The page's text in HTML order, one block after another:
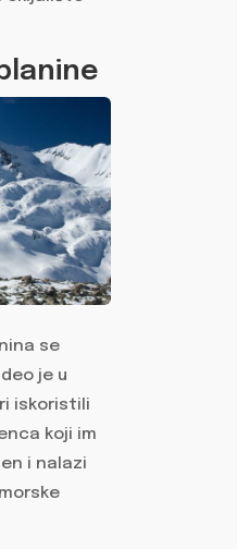
se
je u
iskoristili
koji im
i nalazi